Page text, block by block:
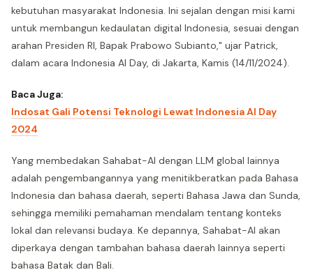
kebutuhan masyarakat Indonesia. Ini sejalan dengan misi kami
untuk membangun kedaulatan digital Indonesia, sesuai dengan
arahan Presiden RI, Bapak Prabowo Subianto," ujar Patrick,
dalam acara Indonesia AI Day, di Jakarta, Kamis (14/11/2024).
Baca Juga:
Indosat Gali Potensi Teknologi Lewat Indonesia AI Day
2024
Yang membedakan Sahabat-AI dengan LLM global lainnya
adalah pengembangannya yang menitikberatkan pada Bahasa
Indonesia dan bahasa daerah, seperti Bahasa Jawa dan Sunda,
sehingga memiliki pemahaman mendalam tentang konteks
lokal dan relevansi budaya. Ke depannya, Sahabat-AI akan
diperkaya dengan tambahan bahasa daerah lainnya seperti
bahasa Batak dan Bali.